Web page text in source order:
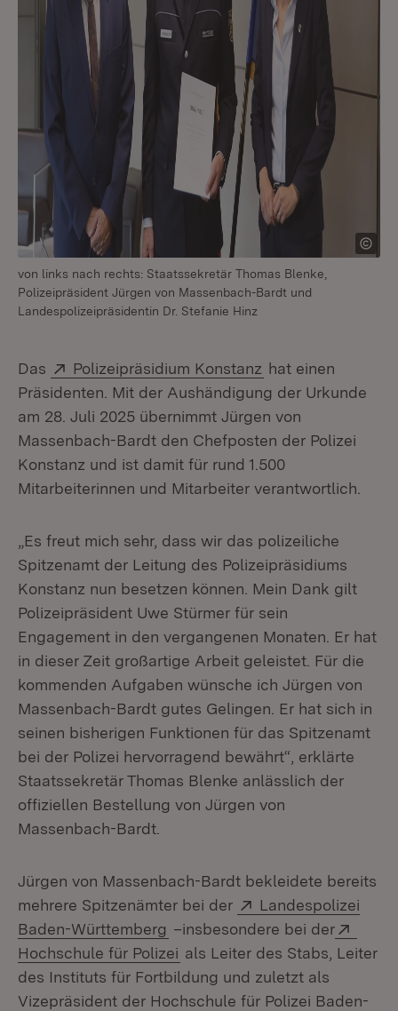
von links nach rechts: Staatssekretär Thomas Blenke,
Polizeipräsident Jürgen von Massenbach-Bardt und
Landespolizeipräsidentin Dr. Stefanie Hinz
Das Extern:
Polizeipräsidium Konstanz (Öffnet in neuem
hat einen
Präsidenten. Mit der Aushändigung der Urkunde
am 28. Juli 2025 übernimmt Jürgen von
Massenbach-Bardt den Chefposten der Polizei
Konstanz und ist damit für rund 1.500
Mitarbeiterinnen und Mitarbeiter verantwortlich.
„Es freut mich sehr, dass wir das polizeiliche
Spitzenamt der Leitung des Polizeipräsidiums
Konstanz nun besetzen können. Mein Dank gilt
Polizeipräsident Uwe Stürmer für sein
Engagement in den vergangenen Monaten. Er hat
in dieser Zeit großartige Arbeit geleistet. Für die
kommenden Aufgaben wünsche ich Jürgen von
Massenbach-Bardt gutes Gelingen. Er hat sich in
seinen bisherigen Funktionen für das Spitzenamt
bei der Polizei hervorragend bewährt“, erklärte
Staatssekretär Thomas Blenke anlässlich der
offiziellen Bestellung von Jürgen von
Massenbach-Bardt.
Jürgen von Massenbach-Bardt bekleidete bereits
mehrere Spitzenämter bei der
Extern:
Landespolizei
Baden-Württemberg (Öffnet in neuem Fenster)
–insbesondere bei der
Hochschule für Polizei (Öffnet in neuem Fenster)
als Leiter des Stabs, Leiter
des Instituts für Fortbildung und zuletzt als
Vizepräsident der Hochschule für Polizei Baden-